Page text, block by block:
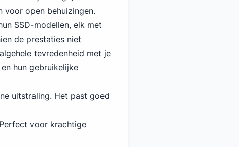
voor open behuizingen.
SSD-modellen, elk met
de prestaties niet
tevredenheid met je
hun gebruikelijke
uitstraling. Het past goed
voor krachtige